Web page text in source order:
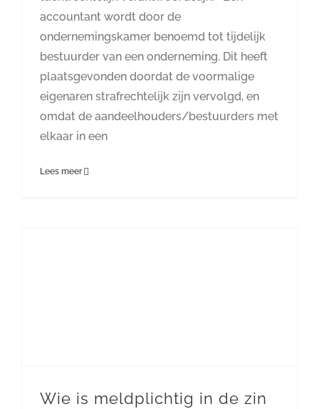
accountant wordt door de
ondernemingskamer benoemd tot tijdelijk
bestuurder van een onderneming. Dit heeft
plaatsgevonden doordat de voormalige
eigenaren strafrechtelijk zijn vervolgd, en
omdat de aandeelhouders/bestuurders met
elkaar in een
Lees meer
Wie is meldplichtig in de zin